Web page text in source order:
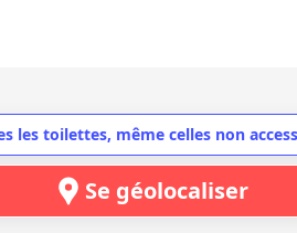
les toilettes, même celles non
Se géolocaliser